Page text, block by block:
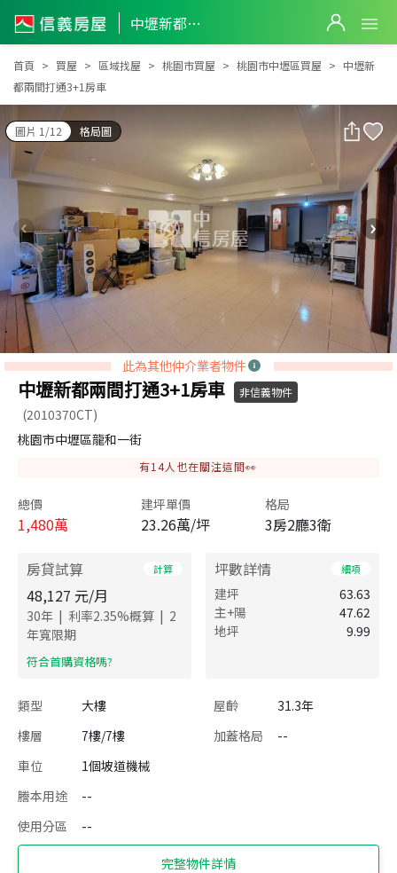
中壢新都兩間打通3+1房車
中壢新都兩間打通3+1房車
首頁 買屋 區域找屋 桃園市買屋 桃園市中壢區買屋
中壢新
都兩間打通3+1房車
圖片 1/12 格局圖
此為其他仲介業者物件
中壢新都兩間打通3+1房車 非信義物件
(2010370CT)
桃園市中壢區龍和一街
有14人也在關注這間👀
總價
1,480萬
建坪單價
23.26萬/坪
格局
3房2廳3衛
房貸試算 計算
48,127 元/月
30年 | 利率2.35%概算 | 2
年寬限期
​符合首購資格嗎?
坪數詳情 細項
建坪
63.63
主+陽
47.62
地坪
9.99
類型 大樓 屋齡
31.3年
樓層
7樓/7樓 加蓋格局
--
車位
1個坡道機械
謄本用途
--
使用分區
--
完整物件詳情